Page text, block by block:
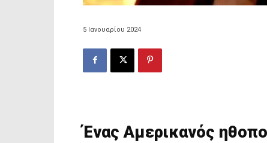
5 Ιανουαρίου 2024
Ένας Αμερικανός